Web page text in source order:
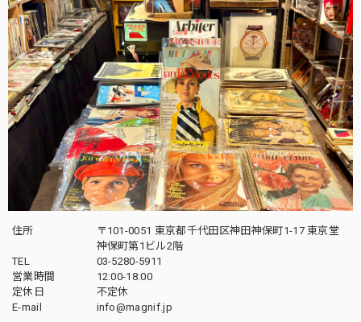
住所
〒101-0051 東京都千代田区神田神保町1-17 東京堂
神保町第1ビル2階
TEL
03-5280-5911
営業時間
12:00-18:00
定休日
不定休
E-mail
info@magnif.jp